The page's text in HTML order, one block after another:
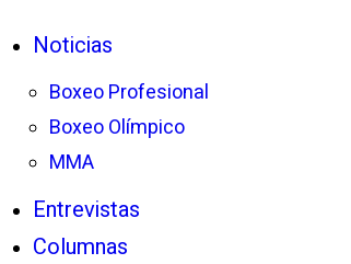
Noticias
Boxeo Profesional
Boxeo Olímpico
MMA
Entrevistas
Columnas